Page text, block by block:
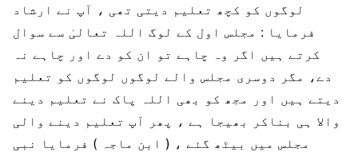
لوگوں کو کچھ تعلیم دیتی تھی ، آپ نے ارشاد
فرمایا : مجلس اول کے لوگ اللہ تعالیٰ سے سوال
کرتے ہیں اگر وہ چاہے تو ان کو دے اور چاہے نہ
دے، مگر دوسری مجلس والے لوگوں لوگوں کو تعلیم
دیتے ہیں اور مجھ کو بھی اللہ پاک نے تعلیم دینے
والا ہی بناکر بھیجا ہے ، پھر آپ تعلیم دینے والی
مجلس میں بیٹھ گئے ، ( ابن ماجہ ) فرمایا نبی